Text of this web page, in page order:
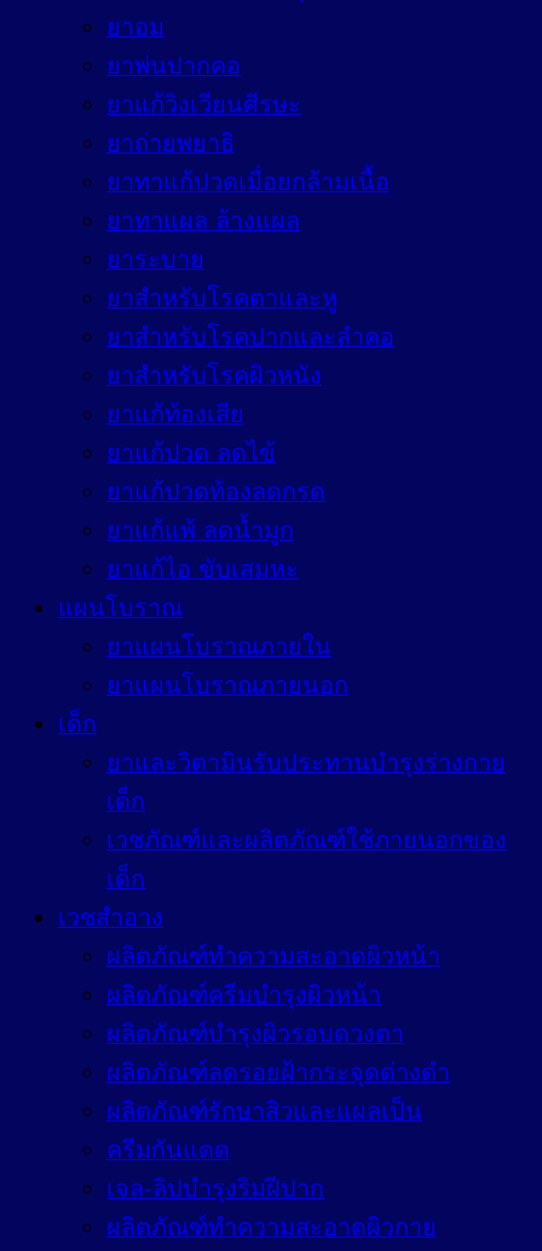
ยาอม
ยาพ่นปากคอ
ยาแก้วิงเวียนศีรษะ
ยาถ่ายพยาธิ
ยาทาแก้ปวดเมื่อยกล้ามเนื้อ
ยาทาแผล ล้างแผล
ยาระบาย
ยาสำหรับโรคตาและหู
ยาสำหรับโรคปากและลำคอ
ยาสำหรับโรคผิวหนัง
ยาแก้ท้องเสีย
ยาแก้ปวด ลดไข้
ยาแก้ปวดท้องลดกรด
ยาแก้แพ้ ลดน้ำมูก
ยาแก้ไอ ขับเสมหะ
แผนโบราณ
ยาแผนโบราณภายใน
ยาแผนโบราณภายนอก
เด็ก
ยาและวิตามินรับประทานบำรุงร่างกาย
เด็ก
เวชภัณฑ์และผลิตภัณฑ์ใช้ภายนอกของ
เด็ก
เวชสำอาง
ผลิตภัณฑ์ทำความสะอาดผิวหน้า
ผลิตภัณฑ์ครีมบำรุงผิวหน้า
ผลิตภัณฑ์บำรุงผิวรอบดวงตา
ผลิตภัณฑ์ลดรอยฝ้ากระจุดด่างดำ
ผลิตภัณฑ์รักษาสิวและแผลเป็น
ครีมกันแดด
เจล-ลิปบำรุงริมฝีปาก
ผลิตภัณฑ์ทำความสะอาดผิวกาย